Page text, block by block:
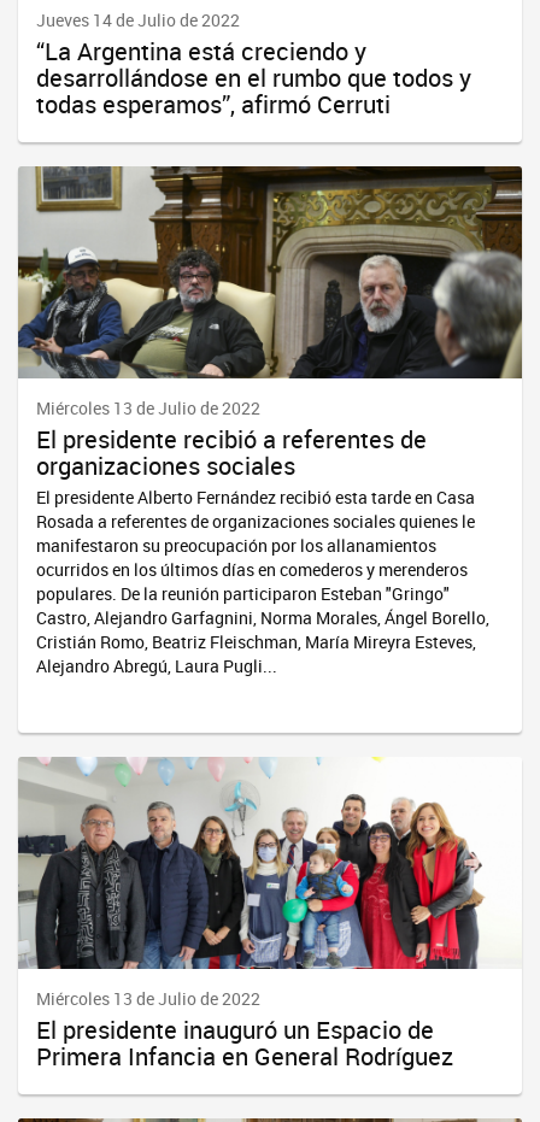
Jueves 14 de Julio de 2022
“La Argentina está creciendo y
desarrollándose en el rumbo que todos y
todas esperamos”, afirmó Cerruti
Miércoles 13 de Julio de 2022
El presidente recibió a referentes de
organizaciones sociales
El presidente Alberto Fernández recibió esta tarde en Casa
Rosada a referentes de organizaciones sociales quienes le
manifestaron su preocupación por los allanamientos
ocurridos en los últimos días en comederos y merenderos
populares. De la reunión participaron Esteban "Gringo"
Castro, Alejandro Garfagnini, Norma Morales, Ángel Borello,
Cristián Romo, Beatriz Fleischman, María Mireyra Esteves,
Alejandro Abregú, Laura Pugli...
Miércoles 13 de Julio de 2022
El presidente inauguró un Espacio de
Primera Infancia en General Rodríguez